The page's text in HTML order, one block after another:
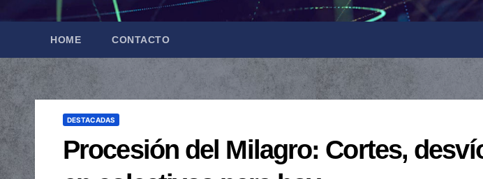
HOME CONTACTO
DESTACADAS
Procesión del Milagro: Cortes,